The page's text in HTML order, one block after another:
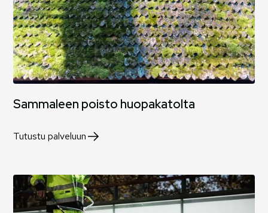
Sammaleen poisto huopakatolta
Tutustu palveluun